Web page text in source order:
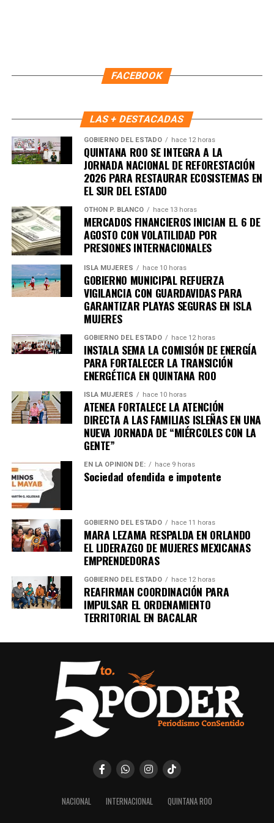
Quinto Podery recibe las noticias más
Unirme al canal de WhatsApp
FACEBOOK
LAS + DESTACADAS
GOBIERNO DEL ESTADO hace 12 horas
QUINTANA ROO SE INTEGRA A LA
JORNADA NACIONAL DE REFORESTACIÓN
2026 PARA RESTAURAR ECOSISTEMAS EN
EL SUR DEL ESTADO
OTHON P. BLANCO hace 13 horas
MERCADOS FINANCIEROS INICIAN EL 6 DE
AGOSTO CON VOLATILIDAD POR
PRESIONES INTERNACIONALES
ISLA MUJERES hace 10 horas
GOBIERNO MUNICIPAL REFUERZA
VIGILANCIA CON GUARDAVIDAS PARA
GARANTIZAR PLAYAS SEGURAS EN ISLA
MUJERES
GOBIERNO DEL ESTADO hace 12 horas
INSTALA SEMA LA COMISIÓN DE ENERGÍA
PARA FORTALECER LA TRANSICIÓN
ENERGÉTICA EN QUINTANA ROO
ISLA MUJERES hace 10 horas
ATENEA FORTALECE LA ATENCIÓN
DIRECTA A LAS FAMILIAS ISLEÑAS EN UNA
NUEVA JORNADA DE “MIÉRCOLES CON LA
GENTE”
EN LA OPINIÓN DE: hace 9 horas
Sociedad ofendida e impotente
GOBIERNO DEL ESTADO hace 11 horas
MARA LEZAMA RESPALDA EN ORLANDO
EL LIDERAZGO DE MUJERES MEXICANAS
EMPRENDEDORAS
GOBIERNO DEL ESTADO hace 12 horas
REAFIRMAN COORDINACIÓN PARA
IMPULSAR EL ORDENAMIENTO
TERRITORIAL EN BACALAR
NACIONAL INTERNACIONAL QUINTANA ROO